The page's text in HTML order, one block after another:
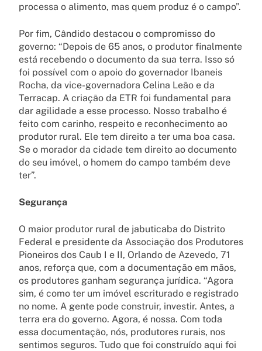
processa o alimento, mas quem produz é o campo”.
Por fim, Cândido destacou o compromisso do
governo: “Depois de 65 anos, o produtor finalmente
está recebendo o documento da sua terra. Isso só
foi possível com o apoio do governador Ibaneis
Rocha, da vice-governadora Celina Leão e da
Terracap. A criação da ETR foi fundamental para
dar agilidade a esse processo. Nosso trabalho é
feito com carinho, respeito e reconhecimento ao
produtor rural. Ele tem direito a ter uma boa casa.
Se o morador da cidade tem direito ao documento
do seu imóvel, o homem do campo também deve
ter”.
Segurança
O maior produtor rural de jabuticaba do Distrito
Federal e presidente da Associação dos Produtores
Pioneiros dos Caub I e II, Orlando de Azevedo, 71
anos, reforça que, com a documentação em mãos,
os produtores ganham segurança jurídica. “Agora
sim, é como ter um imóvel escriturado e registrado
no nome. A gente pode construir, investir. Antes, a
terra era do governo. Agora, é nossa. Com toda
essa documentação, nós, produtores rurais, nos
sentimos seguros. Tudo que foi construído aqui foi